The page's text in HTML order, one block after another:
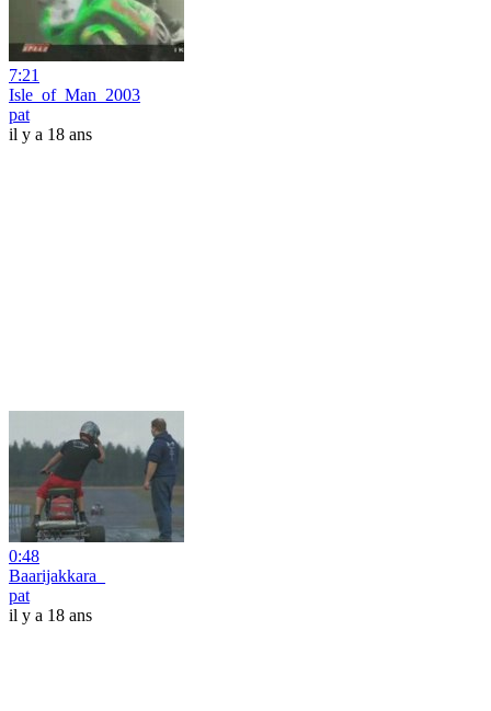
7:21
Isle_of_Man_2003
pat
il y a 18 ans
0:48
Baarijakkara_
pat
il y a 18 ans